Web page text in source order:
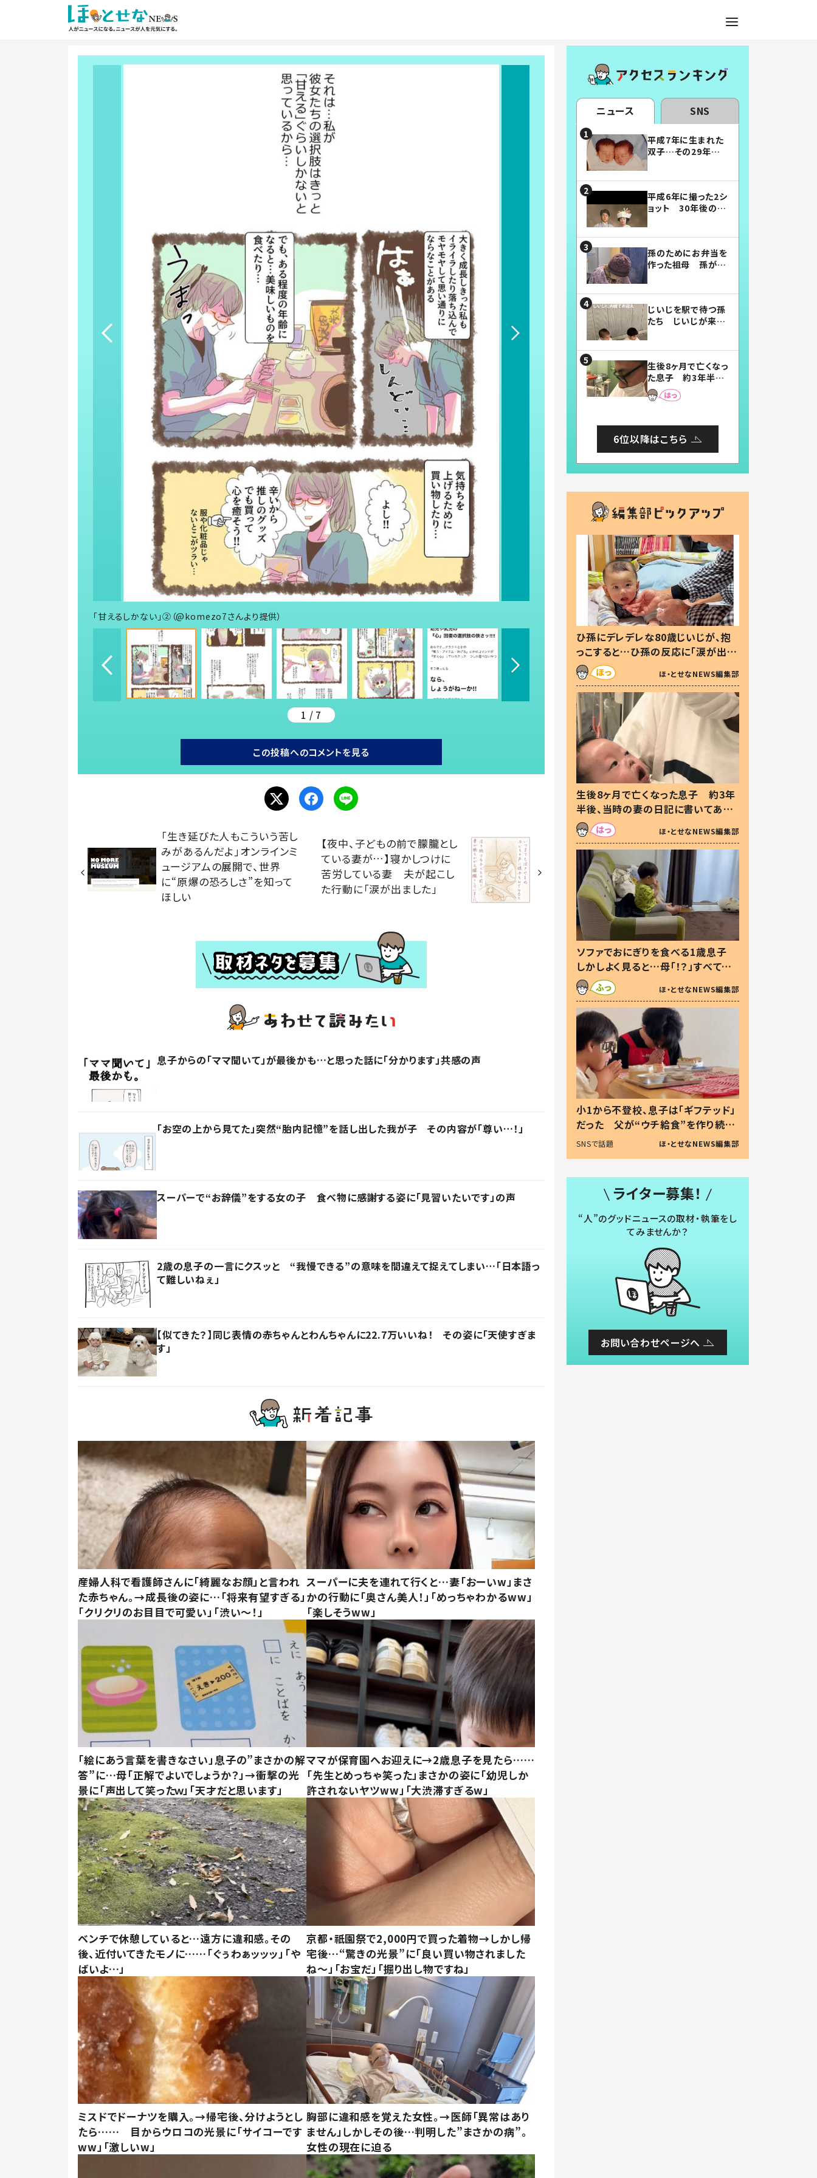
「甘えるしかない」②（@komezo7さんより提供）
1 / 7
この投稿へのコメントを見る
「生き延びた人もこういう苦し
みがあるんだよ」オンラインミ
ュージアムの展開で、世界
に“原爆の恐ろしさ”を知って
ほしい
【夜中、子どもの前で朦朧とし
ている妻が…】寝かしつけに
苦労している妻 夫が起こし
た行動に「涙が出ました」
息子からの「ママ聞いて」が最後かも…と思った話に「分かります」共感の声
「お空の上から見てた」突然“胎内記憶”を話し出した我が子 その内容が「尊い…！」
スーパーで“お辞儀”をする女の子 食べ物に感謝する姿に「見習いたいです」の声
2歳の息子の一言にクスッと “我慢できる”の意味を間違えて捉えてしまい…「日本語っ
て難しいねぇ」
【似てきた？】同じ表情の赤ちゃんとわんちゃんに22.7万いいね！ その姿に「天使すぎま
す」
産婦人科で看護師さんに「綺麗なお顔」と言われ
た赤ちゃん。→成長後の姿に…「将来有望すぎる」
「クリクリのお目目で可愛い」「渋い～！」
スーパーに夫を連れて行くと…妻「おーいw」まさ
かの行動に「奥さん美人！」「めっちゃわかるww」
「楽しそうww」
「絵にあう言葉を書きなさい」息子の”まさかの解
答”に…母「正解でよいでしょうか？」→衝撃の光
景に「声出して笑ったｗ」「天才だと思います」
ママが保育園へお迎えに→2歳息子を見たら……
「先生とめっちゃ笑った」まさかの姿に「幼児しか
許されないヤツww」「大渋滞すぎるw」
ベンチで休憩していると…遠方に違和感。その
後、近付いてきたモノに……「ぐぅわぁッッッ」「や
ばいよ…」
京都・祇園祭で2,000円で買った着物→しかし帰
宅後…“驚きの光景”に「良い買い物されました
ね～」「お宝だ」「掘り出し物ですね」
ミスドでドーナツを購入。→帰宅後、分けようとし
たら…… 目からウロコの光景に「サイコーです
ww」「激しいw」
胸部に違和感を覚えた女性。→医師「異常はあり
ません」しかしその後…判明した”まさかの病”。
女性の現在に迫る
ニュース SNS
平成7年に生まれた
双子…その29年後
平成6年に撮った2シ
ョット 30年後の姿
孫のためにお弁当を
作った祖母 孫が絶
じいじを駅で待つ孫
たち じいじが来た
まらない」「幸せにな
れる」
生後8ヶ月で亡くなっ
た息子 約3年半
後、当時の妻の日記
に書いてあった本音
6位以降はこちら
ひ孫にデレデレな80歳じいじが、抱
っこすると…ひ孫の反応に「涙が出ま
した」「可愛くて仕方ない」
ほ・とせなNEWS編集部
生後8ヶ月で亡くなった息子 約3年
半後、当時の妻の日記に書いてあっ
た本音とは
ほ・とせなNEWS編集部
ソファでおにぎりを食べる1歳息子
しかしよく見ると…母「！？」すべてを
察した母の投稿に「可愛いから許
す！」「現行犯〜」
ほ・とせなNEWS編集部
小1から不登校、息子は「ギフテッド」
だった 父が“ウチ給食”を作り続け
る理由とは #令和の親 #令和の子
SNSで話題 ほ・とせなNEWS編集部
ライター募集！
“人”のグッドニュースの取材・執筆をし
てみませんか？
お問い合わせページへ